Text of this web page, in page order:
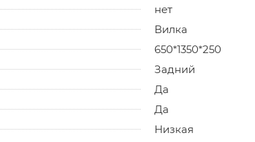
нет
Вилка
650*1350*250
Задний
Да
Да
Низкая